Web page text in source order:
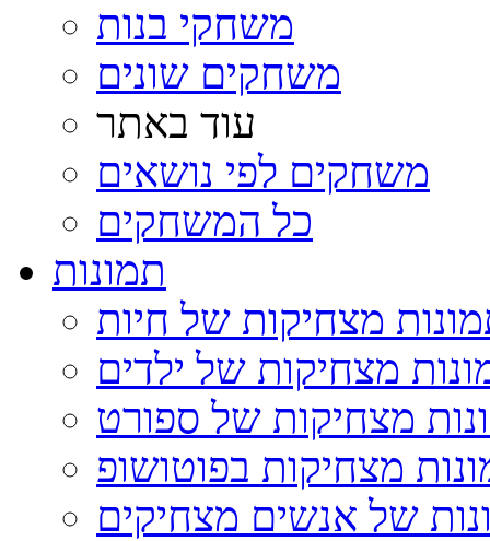
משחקי בנות
משחקים שונים
עוד באתר
משחקים לפי נושאים
כל המשחקים
תמונות
מצחיקות של חיות
מצחיקות של ילדים
מצחיקות של ספורט
מצחיקות בפוטושופ
של אנשים מצחיקים